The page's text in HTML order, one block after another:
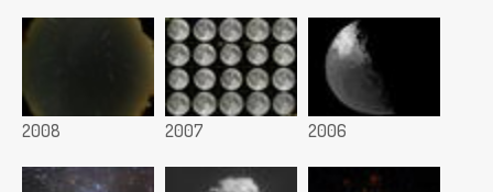
2008 2007 2006